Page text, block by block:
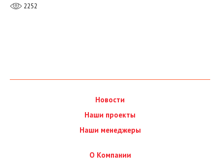
2252
Новости
Наши проекты
Наши менеджеры
О Компании